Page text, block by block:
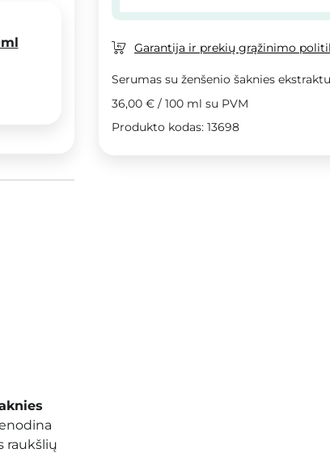
raukšlių
Garantija ir prekių grąžinimo
Serumas su ženšenio šaknies
36,00 € / 100 ml su PVM
Produkto kodas: 13698